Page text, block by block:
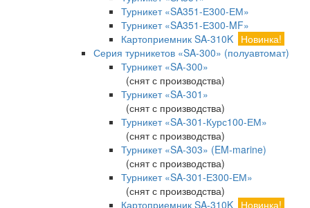
Турникет «SA351-Е300-ЕМ»
Турникет «SA351-Е300-MF»
Картоприемник SA-310K Новинка!
Серия турникетов «SA-300» (полуавтомат)
Турникет «SA-300»
(снят с производства)
Турникет «SA-301»
(снят с производства)
Турникет «SA-301-Курс100-ЕМ»
(снят с производства)
Турникет «SA-303» (EM-marine)
(снят с производства)
Турникет «SA-301-Е300-ЕМ»
(снят с производства)
Картоприемник SA-310K Новинка!